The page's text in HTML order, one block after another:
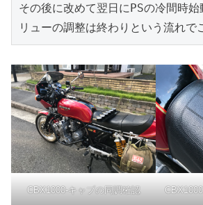
その後に改めて翌日にPSの冷間時始
リューの調整は終わりという流れで
CBX1000-キャブの同調確認